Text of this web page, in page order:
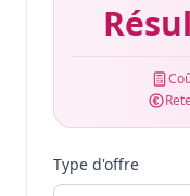
Type d'offre